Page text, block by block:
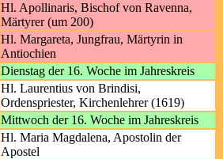
Hl. Apollinaris, Bischof von Ravenna,
Märtyrer (um 200)
Hl. Margareta, Jungfrau, Märtyrin in
Antiochien
Dienstag der 16. Woche im Jahreskreis
Hl. Laurentius von Brindisi,
Ordenspriester, Kirchenlehrer (1619)
Mittwoch der 16. Woche im Jahreskreis
Hl. Maria Magdalena, Apostolin der
Apostel